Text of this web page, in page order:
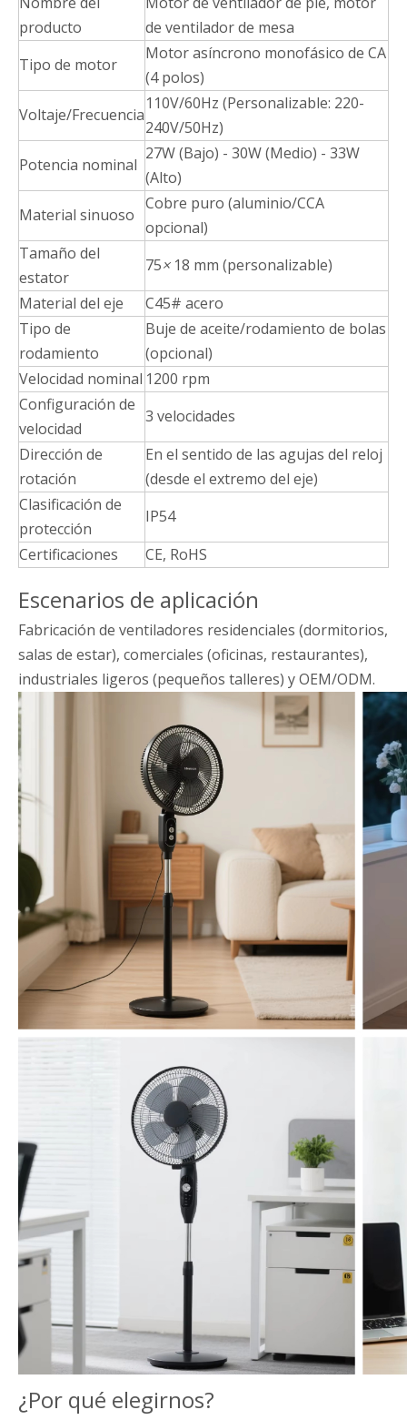
producto
de ventilador de mesa
Tipo de motor
Motor asíncrono monofásico de CA
(4 polos)
Voltaje/Frecuencia
110V/60Hz (Personalizable: 220-
240V/50Hz)
Potencia nominal
27W (Bajo) - 30W (Medio) - 33W
(Alto)
Material sinuoso
Cobre puro (aluminio/CCA
opcional)
Tamaño del
estator
75× 18 mm (personalizable)
Material del eje
C45# acero
Tipo de
rodamiento
Buje de aceite/rodamiento de bolas
(opcional)
Velocidad nominal 1200 rpm
Configuración de
velocidad
3 velocidades
Dirección de
rotación
En el sentido de las agujas del reloj
(desde el extremo del eje)
Clasificación de
protección
IP54
Certificaciones
CE, RoHS
Escenarios de aplicación
Fabricación de ventiladores residenciales (dormitorios,
salas de estar), comerciales (oficinas, restaurantes),
industriales ligeros (pequeños talleres) y OEM/ODM.
¿Por qué elegirnos?